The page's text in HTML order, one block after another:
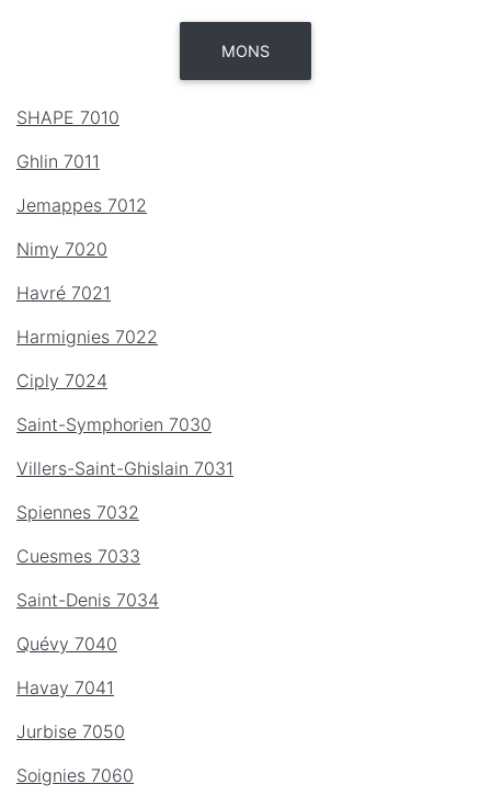
MONS
SHAPE 7010
Ghlin 7011
Jemappes 7012
Nimy 7020
Havré 7021
Harmignies 7022
Ciply 7024
Saint-Symphorien 7030
Villers-Saint-Ghislain 7031
Spiennes 7032
Cuesmes 7033
Saint-Denis 7034
Quévy 7040
Havay 7041
Jurbise 7050
Soignies 7060